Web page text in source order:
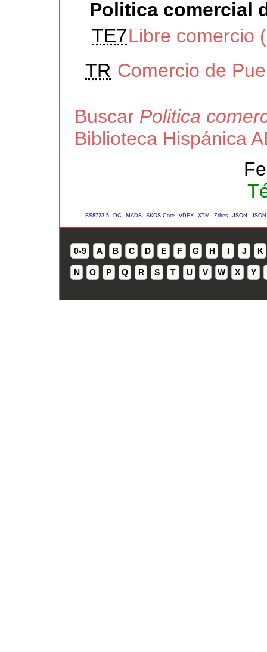
Politica comercial
TE7Libre comercio
TR Comercio de
Buscar Politica
Biblioteca Hispánica
BS8723-5 DC MADS SKOS-Core VDEX XTM Zthes JSON
0-9 A B C D E F G H I J K
N O P Q R S T U V W X Y